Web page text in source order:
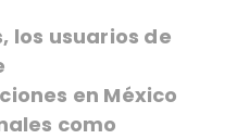
los usuarios de
en México
como